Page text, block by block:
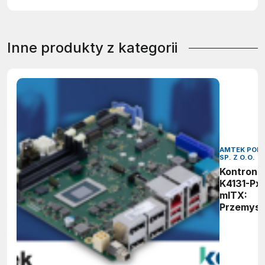
Inne produkty z kategorii
AMTEK
SP. Z O.O.
Kontron
K4131-Px
mITX: